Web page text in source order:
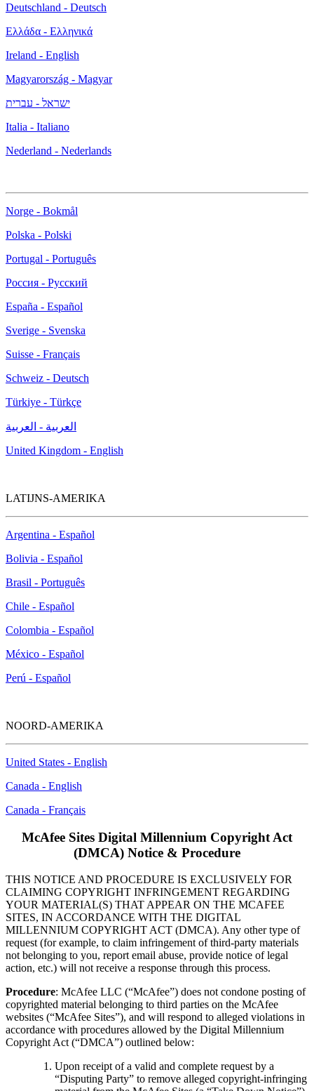
Deutschland - Deutsch
Ελλάδα - Ελληνικά
Ireland - English
Magyarország - Magyar
ישראל - עברית
Italia - Italiano
Nederland - Nederlands
Norge - Bokmål
Polska - Polski
Portugal - Português
Россия - Русский
España - Español
Sverige - Svenska
Suisse - Français
Schweiz - Deutsch
Türkiye - Türkçe
العربية - العربية
United Kingdom - English
LATIJNS-AMERIKA
Argentina - Español
Bolivia - Español
Brasil - Português
Chile - Español
Colombia - Español
México - Español
Perú - Español
NOORD-AMERIKA
United States - English
Canada - English
Canada - Français
McAfee Sites Digital Millennium Copyright Act
(DMCA) Notice & Procedure
THIS NOTICE AND PROCEDURE IS EXCLUSIVELY FOR
CLAIMING COPYRIGHT INFRINGEMENT REGARDING
YOUR MATERIAL(S) THAT APPEAR ON THE MCAFEE
SITES, IN ACCORDANCE WITH THE DIGITAL
MILLENNIUM COPYRIGHT ACT (DMCA). Any other type of
request (for example, to claim infringement of third-party materials
not belonging to you, report email abuse, provide notice of legal
action, etc.) will not receive a response through this process.
Procedure: McAfee LLC (“McAfee”) does not condone posting of
copyrighted material belonging to third parties on the McAfee
websites (“McAfee Sites”), and will respond to alleged violations in
accordance with procedures allowed by the Digital Millennium
Copyright Act (“DMCA”) outlined below:
Upon receipt of a valid and complete request by a
“Disputing Party” to remove alleged copyright-infringing